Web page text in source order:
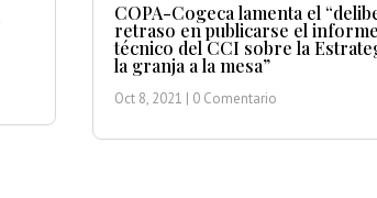
COPA-Cogeca lamenta el
retraso en publicarse el informe
técnico del CCI sobre la
la granja a la mesa”
Oct 8, 2021 | 0 Comentario